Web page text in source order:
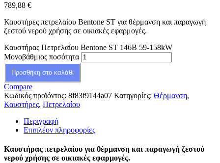
789,88 €
Καυστήρες πετρελαίου Bentone ST για θέρμανση και παραγωγή
ζεστού νερού χρήσης σε οικιακές εφαρμογές.
Καυστήρας Πετρελαίου Bentone ST 146B 59-158kW
Μονοβάθμιος ποσότητα
Προσθήκη στο καλάθι
Compare
Κωδικός προϊόντος: 8f83f9144a07 Κατηγορίες: Θέρμανση,
Καυστήρες, Πετρελαίου
Περιγραφή
Επιπλέον πληροφορίες
Καυστήρας πετρελαίου για θέρμανση και παραγωγή ζεστού
νερού χρήσης σε οικιακές εφαρμογές.